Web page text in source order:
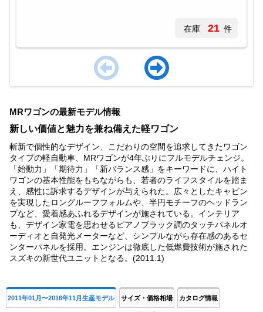
在庫 21 件
of
4
MRワゴンの最新モデル情報
新しい価値と魅力を兼ね備えた軽ワゴン
斬新で個性的なデザイン、こだわりの空間を追求してきたワゴン
タイプの軽自動車、MRワゴンが4年ぶりにフルモデルチェンジ。
「始動力」「期待力」「新バランス感」をキーワードに、ハイト
ワゴンの基本性能をもちながらも、若者のライフスタイルを踏ま
え、感性に訴求するデザインが与えられた。広々としたキャビン
を実現したロングルーフフォルムや、半円モチーフのヘッドラン
プなど、愛着感あふれるデザインが施されている。インテリア
も、デザイン家電を思わせるピアノブラック調のタッチパネルオ
ーディオと自発光メーターなど、シンプルながら存在感のあるセ
ンターパネルを採用。エンジンは徹底した低燃費技術が施された
スズキの新世代ユニットとなる。(2011.1)
2011年01月〜2016年11月生産モデル サイズ・価格相場 カタログ情報